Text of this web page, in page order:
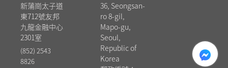
新蒲崗太子道
東712號友邦
九龍金融中心
2301室
(852) 2543
8826
36, Seongsan-
ro 8-gil,
Mapo-gu,
Seoul,
Republic of
Korea
messenger